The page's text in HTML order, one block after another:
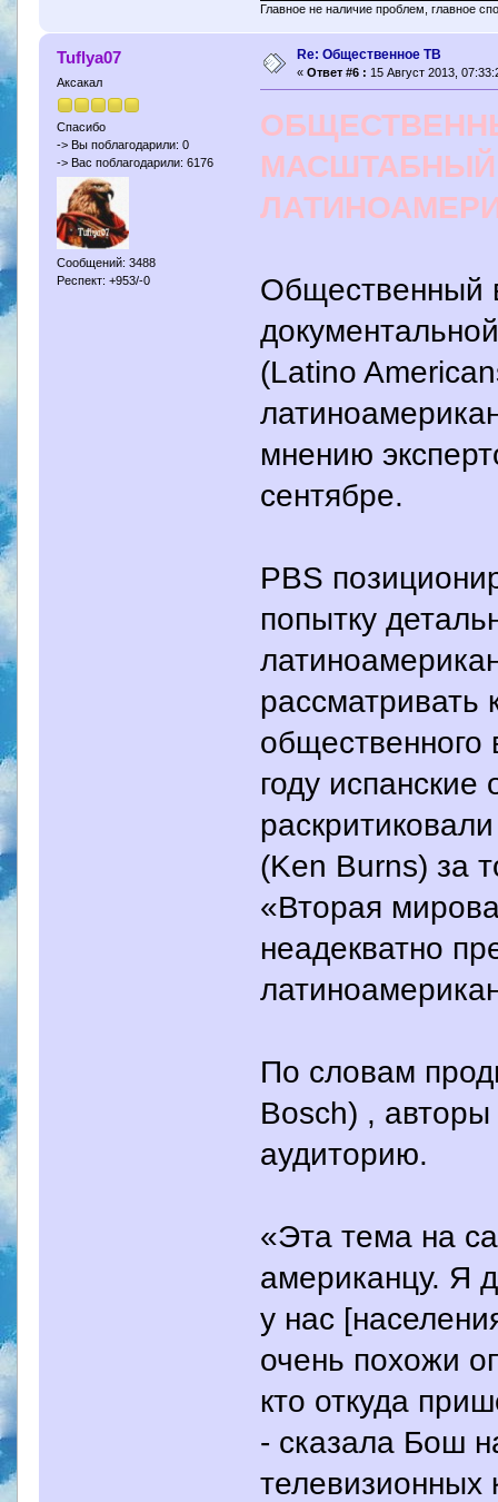
Главное не наличие проблем, главное
Tuflya07
Аксакал
Спасибо
-> Вы поблагодарили: 0
-> Вас поблагодарили: 6176
Сообщений: 3488
Респект: +953/-0
Re: Общественное ТВ
« Ответ #6 : 15 Август 2013,
МАСШТАБНЫЙ
Общественный
(Latino
мнению
сентябре.
PBS
попытку
рассматривать
общественного
году
(Ken Burns) за
«Вторая
неадекватно
По словам
Bosch) ,
аудиторию.
«Эта тема на
американцу. Я
у нас
очень похожи
кто откуда
- сказала Бош
телевизионных